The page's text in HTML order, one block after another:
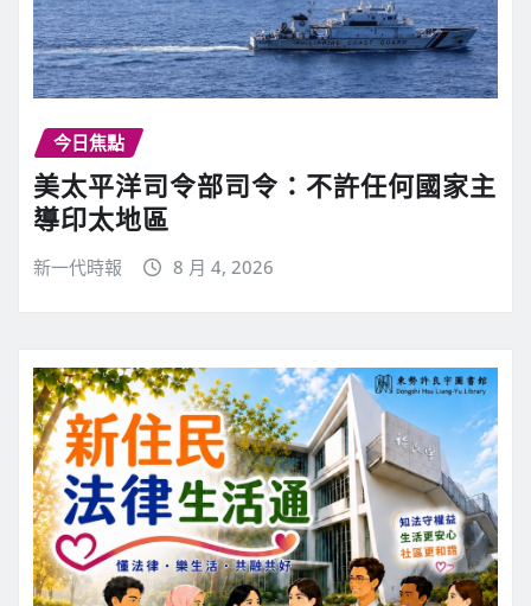
今日焦點
美太平洋司令部司令：不許任何國家主
導印太地區
新一代時報 8 月 4, 2026